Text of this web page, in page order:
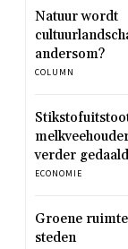
Natuur wordt
andersom?
COLUMN
verder gedaald
ECONOMIE
Groene
steden